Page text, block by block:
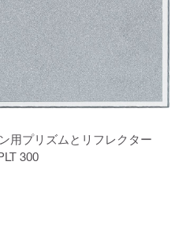
用プリズムとリフレクター
300